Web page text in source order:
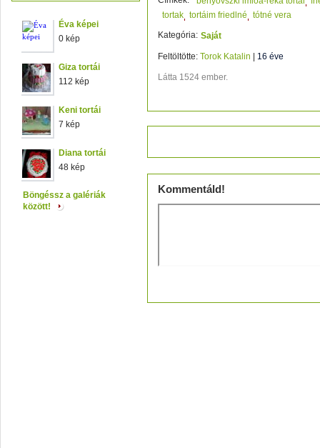
Éva képei
0 kép
Giza tortái
112 kép
Keni tortái
7 kép
Diana tortái
48 kép
Böngéssz a galériák
között!
tortak tortáim friedlné
tótné vera
Kategória: Saját
Feltöltötte: Torok Katalin 16 éve
Látta 1524 ember.
Kommentáld!